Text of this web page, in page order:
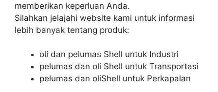
memberikan keperluan Anda.
Silahkan jelajahi website kami untuk informasi
lebih banyak tentang produk:
oli dan pelumas Shell untuk Industri
pelumas dan oli Shell untuk Transportasi
pelumas dan oliShell untuk Perkapalan